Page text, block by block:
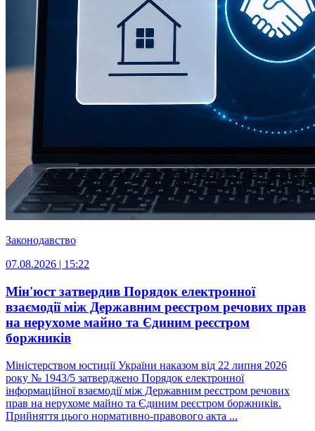
Законодавство
07.08.2026 | 15:22
Мін'юст затвердив Порядок електронної
взаємодії між Державним реєстром речових прав
на нерухоме майно та Єдиним реєстром
боржників
Міністерством юстиції України наказом від 22 липня 2026
року № 1943/5 затверджено Порядок електронної
інформаційної взаємодії між Державним реєстром речових
прав на нерухоме майно та Єдиним реєстром боржників.
Прийняття цього нормативно-правового акта ...